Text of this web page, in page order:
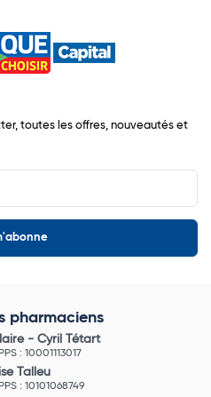
toutes les offres, nouveautés et
pharmaciens
- Cyril Tétart
: 10001113017
Talleu
: 10101068749